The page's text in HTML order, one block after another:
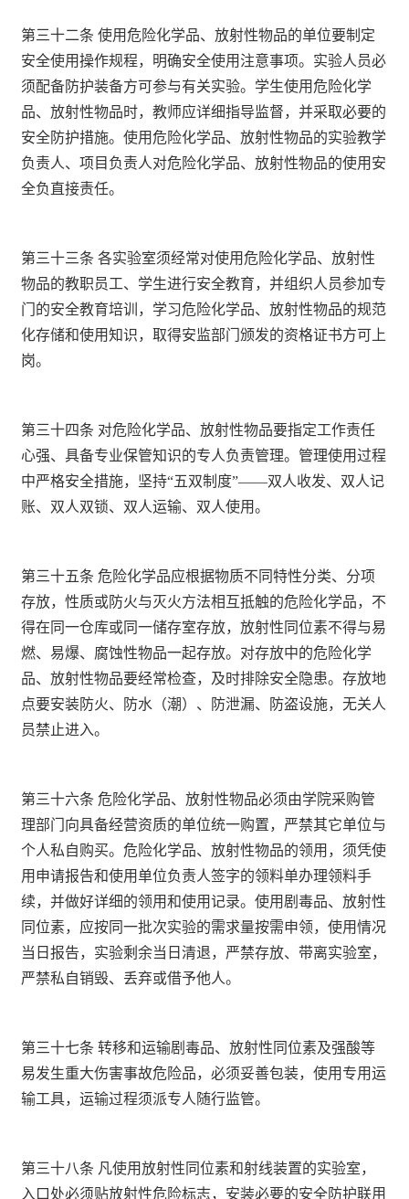
第三十二条 使用危险化学品、放射性物品的单位要制定
安全使用操作规程，明确安全使用注意事项。实验人员必
须配备防护装备方可参与有关实验。学生使用危险化学
品、放射性物品时，教师应详细指导监督，并采取必要的
安全防护措施。使用危险化学品、放射性物品的实验教学
负责人、项目负责人对危险化学品、放射性物品的使用安
全负直接责任。
第三十三条 各实验室须经常对使用危险化学品、放射性
物品的教职员工、学生进行安全教育，并组织人员参加专
门的安全教育培训，学习危险化学品、放射性物品的规范
化存储和使用知识，取得安监部门颁发的资格证书方可上
岗。
第三十四条 对危险化学品、放射性物品要指定工作责任
心强、具备专业保管知识的专人负责管理。管理使用过程
中严格安全措施，坚持“五双制度”——双人收发、双人记
账、双人双锁、双人运输、双人使用。
第三十五条 危险化学品应根据物质不同特性分类、分项
存放，性质或防火与灭火方法相互抵触的危险化学品，不
得在同一仓库或同一储存室存放，放射性同位素不得与易
燃、易爆、腐蚀性物品一起存放。对存放中的危险化学
品、放射性物品要经常检查，及时排除安全隐患。存放地
点要安装防火、防水（潮）、防泄漏、防盗设施，无关人
员禁止进入。
第三十六条 危险化学品、放射性物品必须由学院采购管
理部门向具备经营资质的单位统一购置，严禁其它单位与
个人私自购买。危险化学品、放射性物品的领用，须凭使
用申请报告和使用单位负责人签字的领料单办理领料手
续，并做好详细的领用和使用记录。使用剧毒品、放射性
同位素，应按同一批次实验的需求量按需申领，使用情况
当日报告，实验剩余当日清退，严禁存放、带离实验室，
严禁私自销毁、丢弃或借予他人。
第三十七条 转移和运输剧毒品、放射性同位素及强酸等
易发生重大伤害事故危险品，必须妥善包装，使用专用运
输工具，运输过程须派专人随行监管。
第三十八条 凡使用放射性同位素和射线装置的实验室，
入口处必须贴放射性危险标志，安装必要的安全防护联用